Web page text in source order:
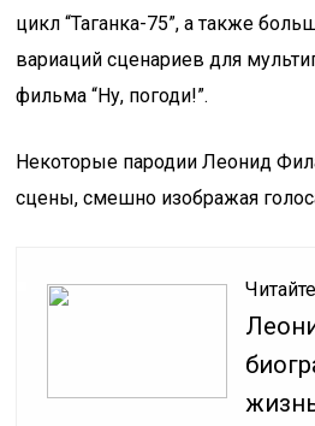
цикл “Таганка-75”, а также
вариаций сценариев для
фильма “Ну, погоди!”.
Некоторые пародии Леонид
сцены, смешно изображая